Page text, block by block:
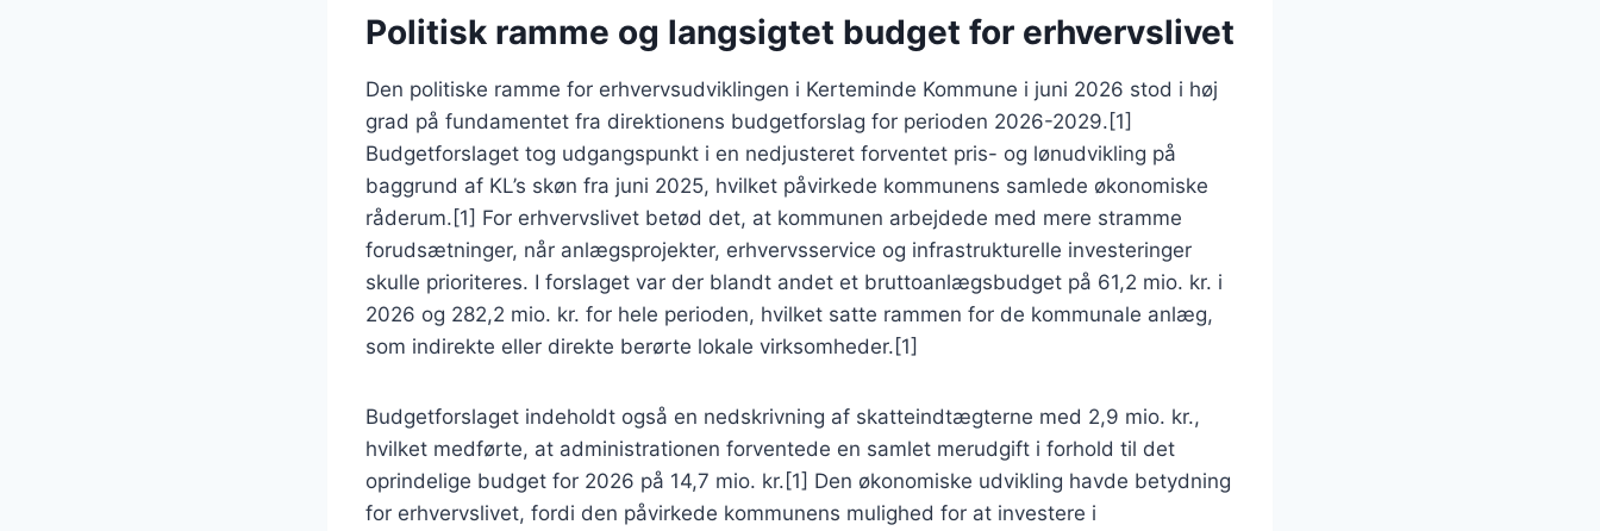
Politisk ramme og langsigtet budget for erhvervslivet
Den politiske ramme for erhvervsudviklingen i Kerteminde Kommune i juni 2026 stod i høj
grad på fundamentet fra direktionens budgetforslag for perioden 2026-2029.[1]
Budgetforslaget tog udgangspunkt i en nedjusteret forventet pris- og lønudvikling på
baggrund af KL’s skøn fra juni 2025, hvilket påvirkede kommunens samlede økonomiske
råderum.[1] For erhvervslivet betød det, at kommunen arbejdede med mere stramme
forudsætninger, når anlægsprojekter, erhvervsservice og infrastrukturelle investeringer
skulle prioriteres. I forslaget var der blandt andet et bruttoanlægsbudget på 61,2 mio. kr. i
2026 og 282,2 mio. kr. for hele perioden, hvilket satte rammen for de kommunale anlæg,
som indirekte eller direkte berørte lokale virksomheder.[1]
Budgetforslaget indeholdt også en nedskrivning af skatteindtægterne med 2,9 mio. kr.,
hvilket medførte, at administrationen forventede en samlet merudgift i forhold til det
oprindelige budget for 2026 på 14,7 mio. kr.[1] Den økonomiske udvikling havde betydning
for erhvervslivet, fordi den påvirkede kommunens mulighed for at investere i